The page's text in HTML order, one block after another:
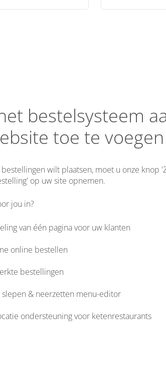
bestelsysteem
toe te voegen
wilt plaatsen, moet u onze knop
op uw site opnemen.
jou in?
van één pagina voor uw klanten
online bestellen
bestellingen
slepen & neerzetten menu-editor
ondersteuning voor ketenrestaurants